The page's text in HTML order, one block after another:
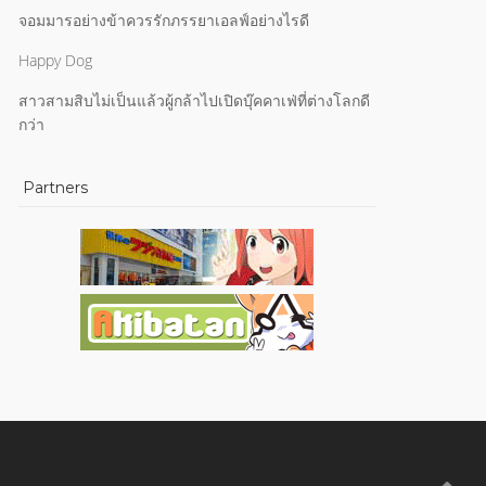
จอมมารอย่างข้าควรรักภรรยาเอลฟ์อย่างไรดี
Happy Dog
สาวสามสิบไม่เป็นแล้วผู้กล้าไปเปิดบุ๊คคาเฟ่ที่ต่างโลกดี
กว่า
Partners